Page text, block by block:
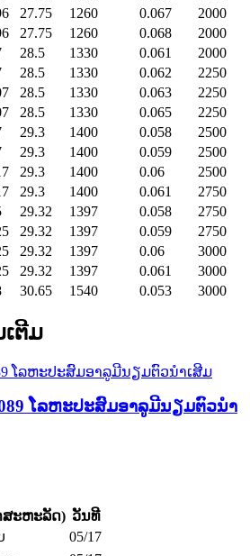
27.75 1260 0.067
2000
27.75 1260 0.068
2000
28.5 1330 0.061
2000
28.5 1330 0.062
2250
28.5 1330 0.063
2250
28.5 1330 0.065
2250
29.3 1400 0.058
2500
29.3 1400 0.059
2500
29.3 1400 0.06
2500
29.3 1400 0.061
2750
29.32 1397 0.058
2750
29.32 1397 0.059
2750
29.32 1397 0.06
3000
29.32 1397 0.061
3000
30.65 1540 0.053 3000
ຕີມ
ໂລຫະປະສົມອາລູມີນຽມຕົວນຳ
ສະຫະລັດ) ວັນທີ
05/17